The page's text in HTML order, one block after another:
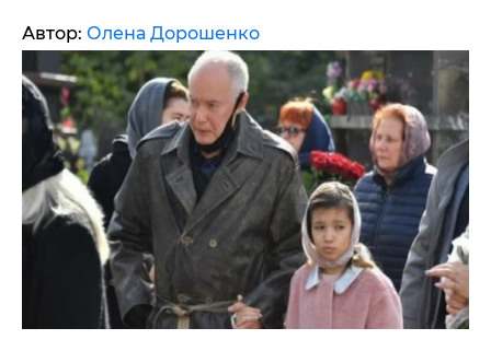
Автор: Олена Дорошенко